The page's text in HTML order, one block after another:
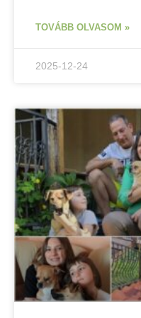
TOVÁBB OLVASOM »
2025-12-24